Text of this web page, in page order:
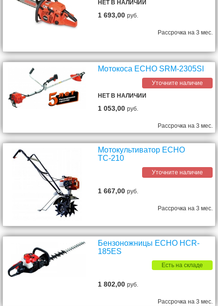
НЕТ В НАЛИЧИИ
1 693,00руб.
Рассрочка на 3 мес.
Мотокоса ECHO SRM-2305SI
Уточните наличие
НЕТ В НАЛИЧИИ
1 053,00руб.
Рассрочка на 3 мес.
Мотокультиватор ЕСНО
ТС-210
Уточните наличие
1 667,00руб.
Рассрочка на 3 мес.
Бензоножницы ECHO HCR-
185ES
Есть на складе
1 802,00руб.
Рассрочка на 3 мес.